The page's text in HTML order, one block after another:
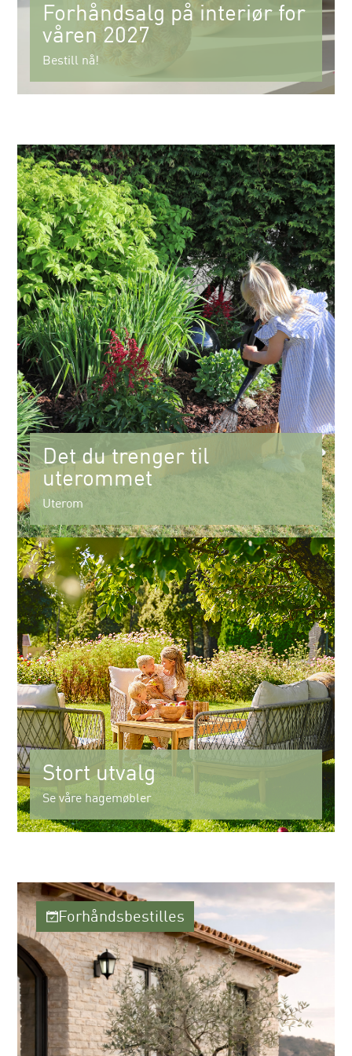
Forhåndsalg på interiør for
våren 2027
Bestill nå!
Det du trenger til
uterommet
Uterom
Stort utvalg
Se våre hagemøbler
Forhåndsbestilles